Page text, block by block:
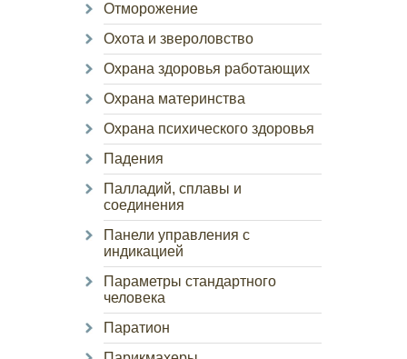
Отморожение
Охота и звероловство
Охрана здоровья работающих
Охрана материнства
Охрана психического здоровья
Падения
Палладий, сплавы и
соединения
Панели управления с
индикацией
Параметры стандартного
человека
Паратион